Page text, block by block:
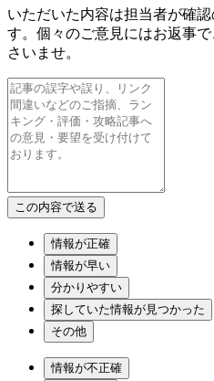
いただいた内容は担当者が確
す。個々のご意見にはお返事
さいませ。
情報が正確
情報が早い
分かりやすい
探していた情報が見つかった
その他
情報が不正確